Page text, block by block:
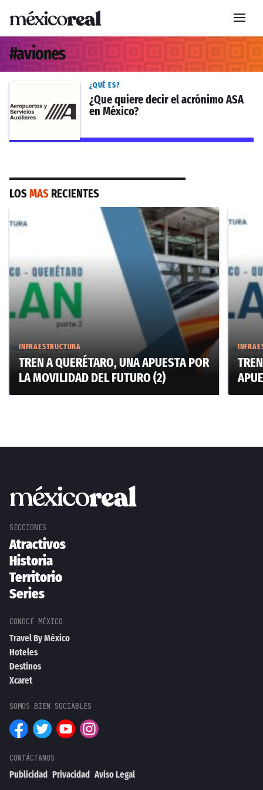
#aviones
¿QUÉ ES?
¿Que quiere decir el acrónimo ASA
en México?
LOSMAS RECIENTES
INFRAESTRUCTURA
TREN A QUERÉTARO, UNA APUESTA POR
LA MOVILIDAD DEL FUTURO (2)
Atractivos
Historia
Territorio
Series
Travel By México
Hoteles
Destinos
Xcaret
Publicidad Privacidad Aviso Legal